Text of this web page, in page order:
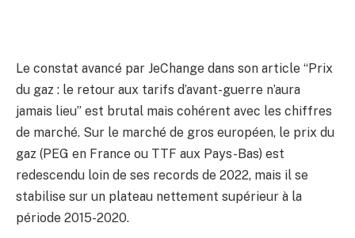
Le constat avancé par JeChange dans son article “Prix
du gaz : le retour aux tarifs d’avant-guerre n’aura
jamais lieu” est brutal mais cohérent avec les chiffres
de marché. Sur le marché de gros européen, le prix du
gaz (PEG en France ou TTF aux Pays-Bas) est
redescendu loin de ses records de 2022, mais il se
stabilise sur un plateau nettement supérieur à la
période 2015-2020.